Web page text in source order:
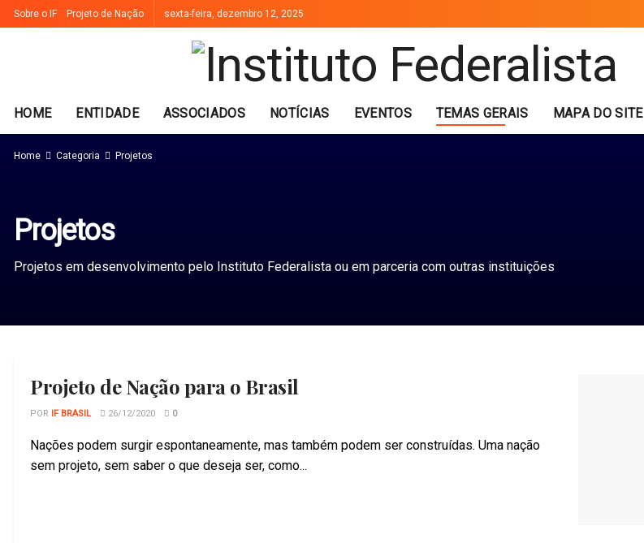
Sobre o IF Projeto de Nação sexta-feira, dezembro 12, 2025
HOME ENTIDADE ASSOCIADOS NOTÍCIAS EVENTOS TEMAS GERAIS MAPA DO SITE
Home Categoria Projetos
Projetos
Projetos em desenvolvimento pelo Instituto Federalista ou em parceria com outras instituições
Projeto de Nação para o Brasil
POR IF BRASIL 26/12/2020 0
Nações podem surgir espontaneamente, mas também podem ser construídas. Uma nação
sem projeto, sem saber o que deseja ser, como...